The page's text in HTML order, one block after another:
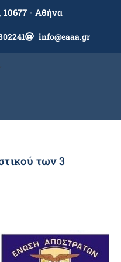
10677 - Αθήνα
info@eaaa.gr
των 3